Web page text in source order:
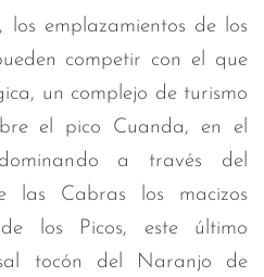
los emplazamientos de los
competir con el que
un complejo de turismo
el pico Cuanda, en el
a través del
las Cabras los macizos
los Picos, este último
tocón del Naranjo de